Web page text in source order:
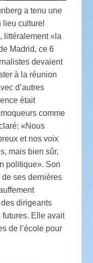
a tenu une
lieu culturel
littéralement «la
Madrid, ce 6
devaient
à la réunion
d’autres
était
comme
«Nous
et nos voix
mais bien sûr,
politique». Son
de ses dernières
des dirigeants
Elle avait
de l’école pour